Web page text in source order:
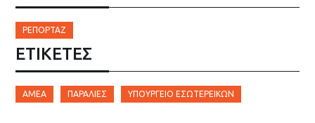
ΡΕΠΟΡΤΆΖ
ΕΤΙΚΈΤΕΣ
ΑΜΕΑ ΠΑΡΑΛΊΕΣ ΥΠΟΥΡΓΕΊΟ ΕΣΩΤΕΡΕΙΚΏΝ